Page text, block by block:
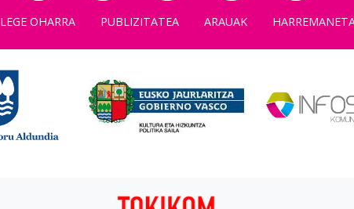
LEGE OHARRA PUBLIZITATEA ARAUAK